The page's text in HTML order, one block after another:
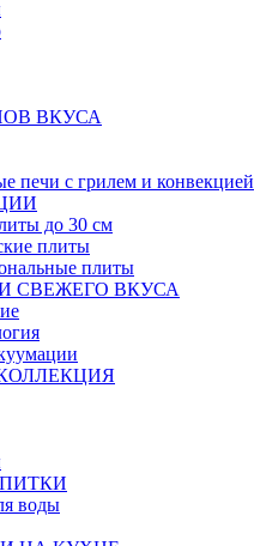
ВКУСА
печи с грилем и конвекцией
до 30 см
плиты
плиты
СВЕЖЕГО ВКУСА
воды